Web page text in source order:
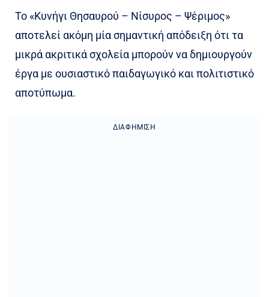
Το «Κυνήγι Θησαυρού – Νίσυρος – Ψέριμος»
αποτελεί ακόμη μία σημαντική απόδειξη ότι τα
μικρά ακριτικά σχολεία μπορούν να δημιουργούν
έργα με ουσιαστικό παιδαγωγικό και πολιτιστικό
αποτύπωμα.
ΔΙΑΦΉΜΙΣΗ